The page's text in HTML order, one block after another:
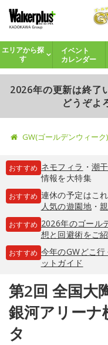
エリアから探
す
イベント
カレンダー
2026年の更新は終了
どうぞよ
GW(ゴールデンウィーク
おすすめ ネモフィラ ・ 潮
情報を大特集
おすすめ 連休の予定はこ
人気の遊園地・
おすすめ 2026年のゴール
想と回避術をご
おすすめ 今年のGWどこ
ットガイド
第2回 全国大
銀河アリーナ
タ